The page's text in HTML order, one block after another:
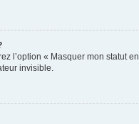
l’option « Masquer mon statut
invisible.